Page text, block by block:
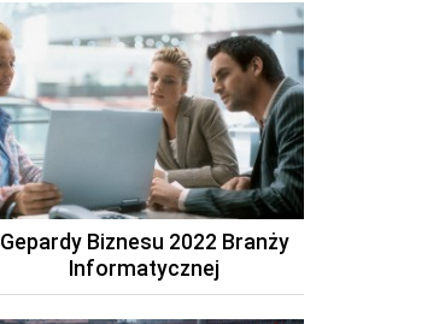
Gepardy Biznesu 2022 Branży
Informatycznej